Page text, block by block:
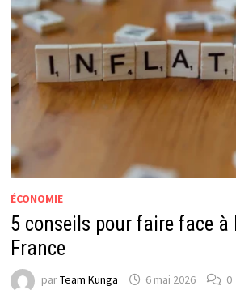
ÉCONOMIE
5 conseils pour faire face à
France
parTeam Kunga 6 mai 2026 0